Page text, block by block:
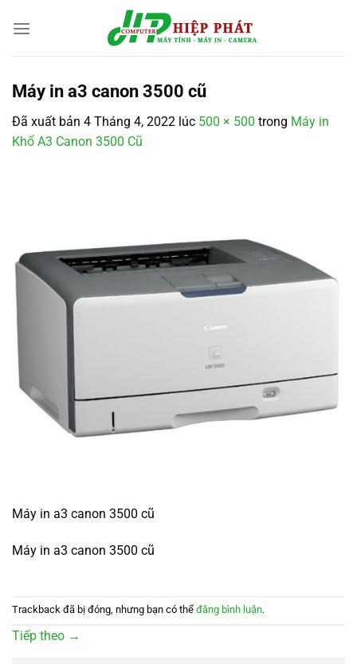
đến
Máy in a3 canon 3500 cũ
Đã xuất bản 4 Tháng 4, 2022 lúc 500 × 500 trong Máy in
Khổ A3 Canon 3500 Cũ
Máy in a3 canon 3500 cũ
Máy in a3 canon 3500 cũ
Trackback đã bị đóng, nhưng bạn có thể đăng bình luận.
Tiếp theo →